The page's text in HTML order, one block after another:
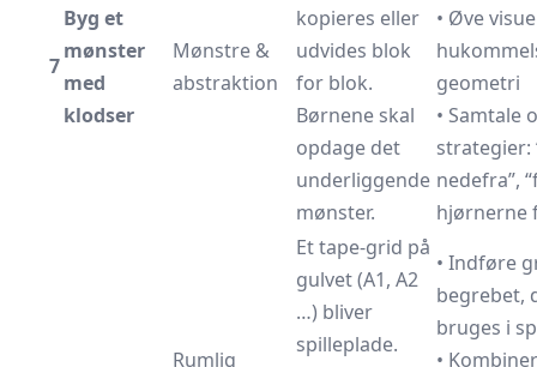
7
Byg et
mønster
med
klodser
Mønstre &
abstraktion
kopieres eller
udvides blok
for blok.
Børnene skal
opdage det
underliggende
mønster.
• Øve
geometri
• Samtale
strategier:
nedefra”,
hjørnerne
Rumlig
Et tape-grid på
gulvet (A1, A2
…) bliver
spilleplade.
• Indføre
begrebet,
bruges i
•